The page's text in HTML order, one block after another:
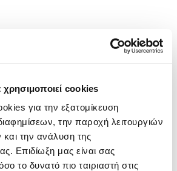
cookies
για την εξατομίκευση
την παροχή λειτουργιών
την ανάλυση της
Επιδίωξη μας είναι σας
το δυνατό πιο ταιριαστή στις